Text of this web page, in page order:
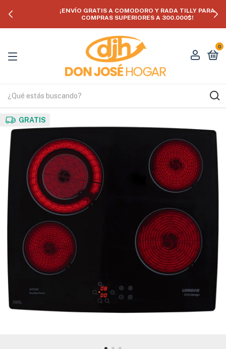
¡ENVÍO GRATIS A COMODORO Y RADA TILLY PARA
COMPRAS SUPERIORES A 300.000$!
0
GRATIS